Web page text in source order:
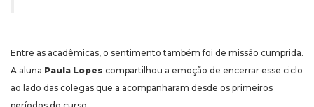
Entre as acadêmicas, o sentimento também foi de missão cumprida.
A aluna Paula Lopes compartilhou a emoção de encerrar esse ciclo
ao lado das colegas que a acompanharam desde os primeiros